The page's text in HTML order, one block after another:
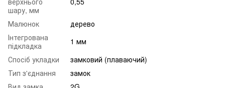
шару, мм
Малюнок
дерево
Інтегрована
підкладка
1 мм
Спосіб укладки
замковий (плаваючий)
Тип з'єднання
замок